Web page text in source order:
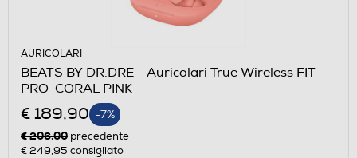
AURICOLARI
BEATS BY DR.DRE - Auricolari True Wireless FIT
PRO-CORAL PINK
€ 189,90 -7%
€ 206,00 precedente
€ 249,95 consigliato